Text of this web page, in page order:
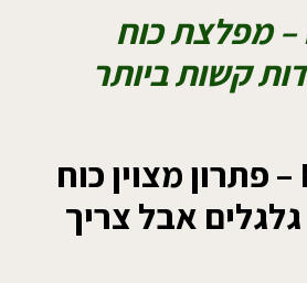
FENDT 1000 – מפלצת כוח
קשות ביותר
FENDT 1000 – פתרון מצוין כוח
אבל צריך